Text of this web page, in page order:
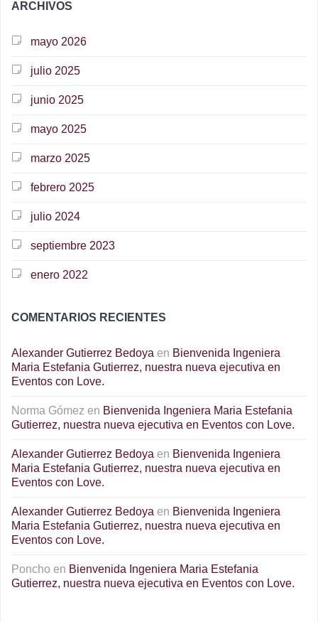
ARCHIVOS
mayo 2026
julio 2025
junio 2025
mayo 2025
marzo 2025
febrero 2025
julio 2024
septiembre 2023
enero 2022
COMENTARIOS RECIENTES
Alexander Gutierrez Bedoya en Bienvenida Ingeniera
Maria Estefania Gutierrez, nuestra nueva ejecutiva en
Eventos con Love.
Norma Gómez en Bienvenida Ingeniera Maria Estefania
Gutierrez, nuestra nueva ejecutiva en Eventos con Love.
Alexander Gutierrez Bedoya en Bienvenida Ingeniera
Maria Estefania Gutierrez, nuestra nueva ejecutiva en
Eventos con Love.
Alexander Gutierrez Bedoya en Bienvenida Ingeniera
Maria Estefania Gutierrez, nuestra nueva ejecutiva en
Eventos con Love.
Poncho en Bienvenida Ingeniera Maria Estefania
Gutierrez, nuestra nueva ejecutiva en Eventos con Love.